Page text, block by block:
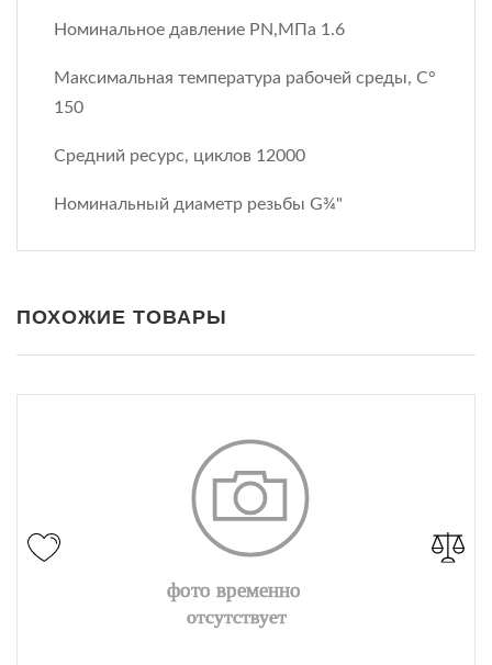
Номинальное давление PN,МПа 1.6
Максимальная температура рабочей среды, С°
150
Средний ресурс, циклов 12000
Номинальный диаметр резьбы G¾"
ПОХОЖИЕ ТОВАРЫ